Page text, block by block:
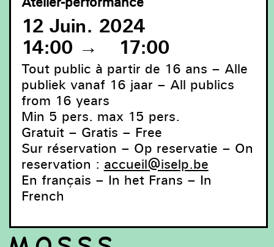
12 Juin. 2024
14:00 → 17:00
Tout public à partir de 16 ans – Alle
publiek vanaf 16 jaar – All publics
from 16 years
Min 5 pers. max 15 pers.
Gratuit – Gratis – Free
Sur réservation – Op reservatie – On
reservation : accueil@iselp.be
En français – In het Frans – In
French